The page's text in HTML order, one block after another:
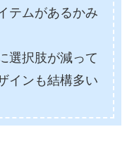
テムがあるかみ
選択肢が減って
インも結構多い